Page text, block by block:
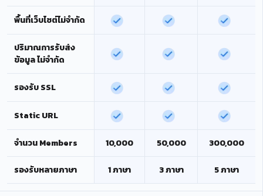
พื้นที่เว็บไซต์ไม่จำกัด
ปริมาณการรับส่ง
ข้อมูล ไม่จำกัด
รองรับ SSL
Static URL
จำนวน Members 10,000 50,000 300,000
รองรับหลายภาษา 1 ภาษา 3 ภาษา 5 ภาษา